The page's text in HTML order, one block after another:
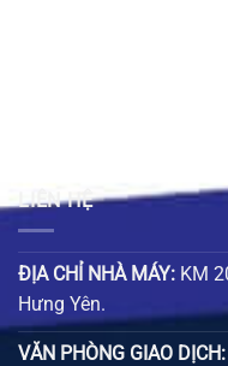
LIÊN HỆ
ĐỊA CHỈ NHÀ MÁY: KM
Hưng Yên.
VĂN PHÒNG GIAO DỊCH: